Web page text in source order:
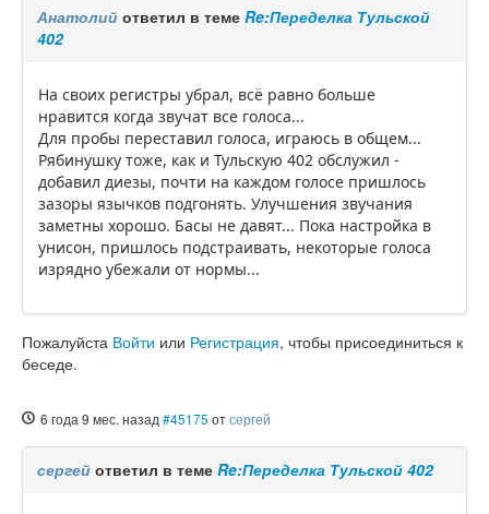
Анатолий ответил в теме Re:Переделка Тульской
402
На своих регистры убрал, всё равно больше
нравится когда звучат все голоса...
Для пробы переставил голоса, играюсь в общем...
Рябинушку тоже, как и Тульскую 402 обслужил -
добавил диезы, почти на каждом голосе пришлось
зазоры язычков подгонять. Улучшения звучания
заметны хорошо. Басы не давят... Пока настройка в
унисон, пришлось подстраивать, некоторые голоса
изрядно убежали от нормы...
Пожалуйста Войти или Регистрация, чтобы присоединиться к
беседе.
6 года 9 мес. назад #45175 отсергей
сергей ответил в теме Re:Переделка Тульской 402